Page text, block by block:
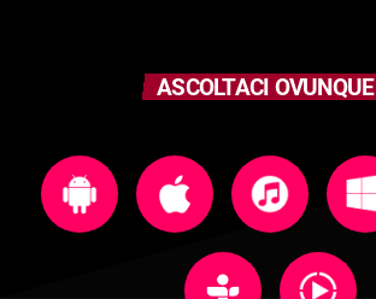
ASCOLTACI OVUNQUE